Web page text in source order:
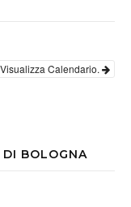
Visualizza Calendario.
BOLOGNA